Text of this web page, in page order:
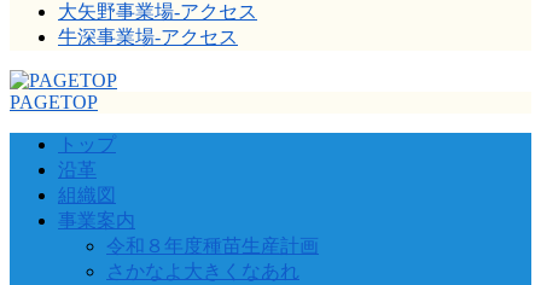
大矢野事業場-アクセス
牛深事業場-アクセス
PAGETOP
トップ
沿革
組織図
事業案内
令和８年度種苗生産計画
さかなよ大きくなあれ